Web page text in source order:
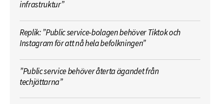
infrastruktur”
Replik: ”Public service-bolagen behöver Tiktok och
Instagram för att nå hela befolkningen”
”Public service behöver återta ägandet från
techjättarna”